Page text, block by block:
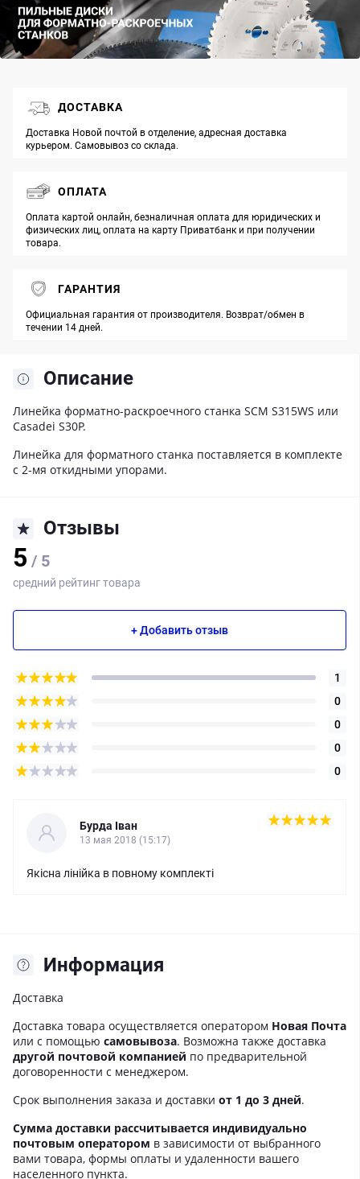
Описание
Линейка форматно-раскроечного станка SCM S315WS или
Casadei S30P.
Линейка для форматного станка поставляется в комплекте
с 2-мя откидными упорами.
Отзывы
5 / 5
средний рейтинг товара
+ Добавить отзыв
1
0
0
0
0
Бурда Іван
13 мая 2018 (15:17)
Якісна лінійка в повному комплекті
Информация
Доставка
Доставка товара осуществляется оператором Новая Почта
или с помощью самовывоза. Возможна также доставка
другой почтовой компанией по предварительной
договоренности с менеджером.
Срок выполнения заказа и доставки от 1 до 3 дней.
Сумма доставки рассчитывается индивидуально
почтовым оператором в зависимости от выбранного
вами товара, формы оплаты и удаленности вашего
населенного пункта.
ДОСТАВКА
Доставка Новой почтой в отделение, адресная доставка
курьером. Самовывоз со склада.
ОПЛАТА
Оплата картой онлайн, безналичная оплата для юридических и
физических лиц, оплата на карту Приватбанк и при получении
товара.
ГАРАНТИЯ
Официальная гарантия от производителя. Возврат/обмен в
течении 14 дней.